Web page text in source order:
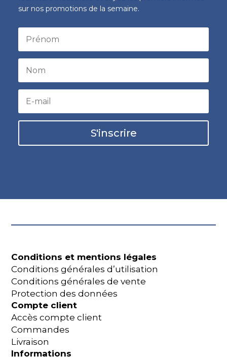
sur nos promotions de la semaine.
S'inscrire
Conditions et mentions légales
Conditions générales d’utilisation
Conditions générales de vente
Protection des données
Compte client
Accès compte client
Commandes
Livraison
Informations